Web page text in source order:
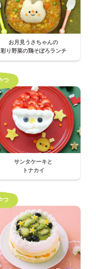
お月見うさちゃんの
彩り野菜の鶏そぼろランチ
サンタケーキと
トナカイ